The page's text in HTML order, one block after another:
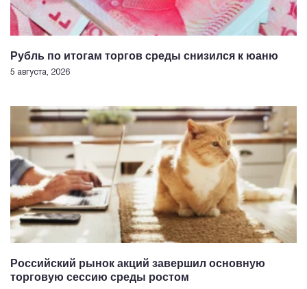
Рубль по итогам торгов среды снизился к юаню
5 августа, 2026
Российский рынок акций завершил основную
торговую сессию среды ростом